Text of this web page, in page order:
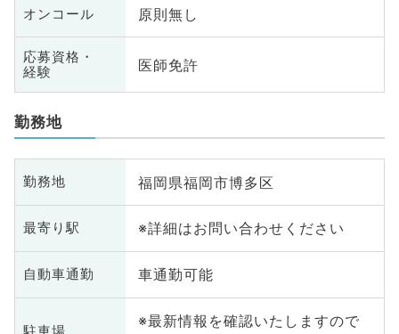
オンコール 原則無し
応募資格・
経験
医師免許
勤務地
勤務地 福岡県福岡市博多区
最寄り駅 ※詳細はお問い合わせください
自動車通勤 車通勤可能
※最新情報を確認いたしますので